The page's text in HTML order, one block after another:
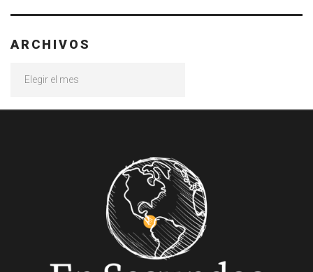
ARCHIVOS